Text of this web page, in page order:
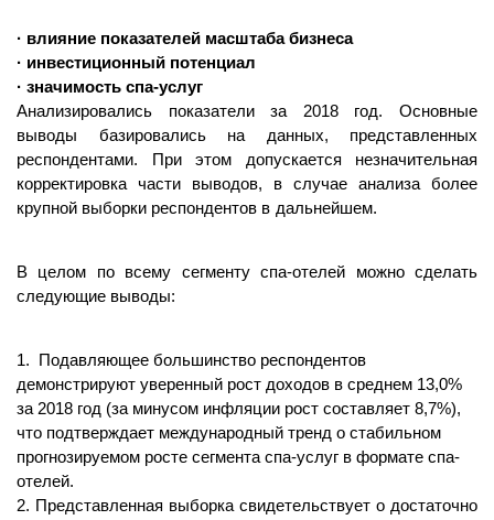
· влияние показателей масштаба бизнеса
· инвестиционный потенциал
· значимость спа-услуг
Анализировались показатели за 2018 год. Основные
выводы базировались на данных, представленных
респондентами. При этом допускается незначительная
корректировка части выводов, в случае анализа более
крупной выборки респондентов в дальнейшем.
В целом по всему сегменту спа-отелей можно сделать
следующие выводы:
1.
Подавляющее большинство респондентов
демонстрируют уверенный рост доходов в среднем 13,0%
за 2018 год (за минусом инфляции рост составляет 8,7%),
что подтверждает международный тренд о стабильном
прогнозируемом росте сегмента спа-услуг в формате спа-
отелей.
2. Представленная выборка свидетельствует о достаточно